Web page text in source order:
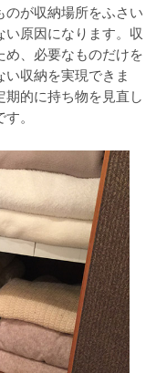
のが収納場所をふさい
原因になります。収
め、必要なものだけを
収納を実現できま
的に持ち物を見直し
。